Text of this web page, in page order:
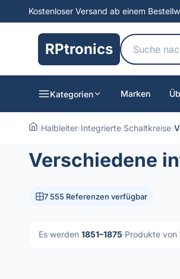
Kostenloser Versand ab einem
RPtronics
Kategorien Marken
›Halbleiter›Integrierte Schaltkreise›
Verschiedene
7 555 Referenzen verfügbar
Es werden 1851–1875 Produkte von